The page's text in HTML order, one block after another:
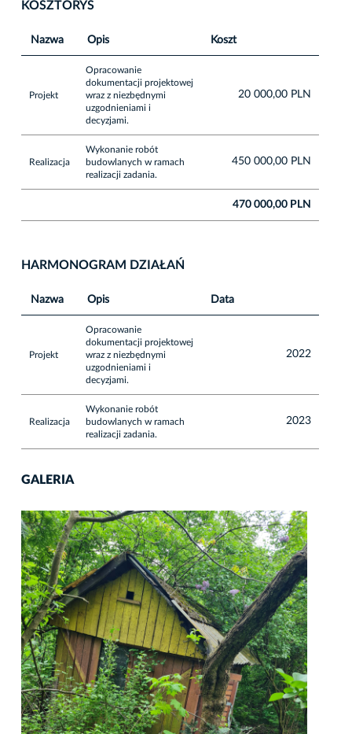
KOSZTORYS
Nazwa Opis Koszt
Projekt
Opracowanie
dokumentacji projektowej
wraz z niezbędnymi
uzgodnieniami i
decyzjami.
20 000,00 PLN
Realizacja
Wykonanie robót
budowlanych w ramach
realizacji zadania.
450 000,00 PLN
470 000,00 PLN
HARMONOGRAM DZIAŁAŃ
Nazwa Opis Data
Projekt
Opracowanie
dokumentacji projektowej
wraz z niezbędnymi
uzgodnieniami i
decyzjami.
2022
Realizacja
Wykonanie robót
budowlanych w ramach
realizacji zadania.
2023
GALERIA